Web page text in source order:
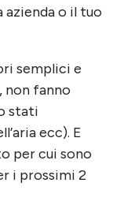
azienda o il tuo
semplici e
fanno
stati
ecc). E
per cui sono
i prossimi 2